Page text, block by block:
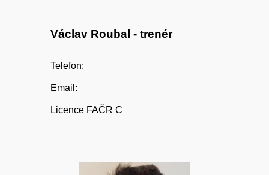
Václav Roubal - trenér
Telefon:
Email:
Licence FAČR C